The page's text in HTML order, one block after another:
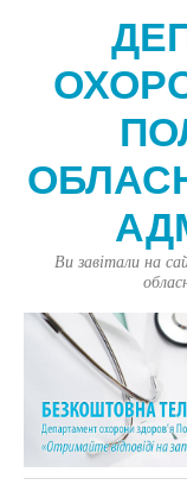
Ви завітали на